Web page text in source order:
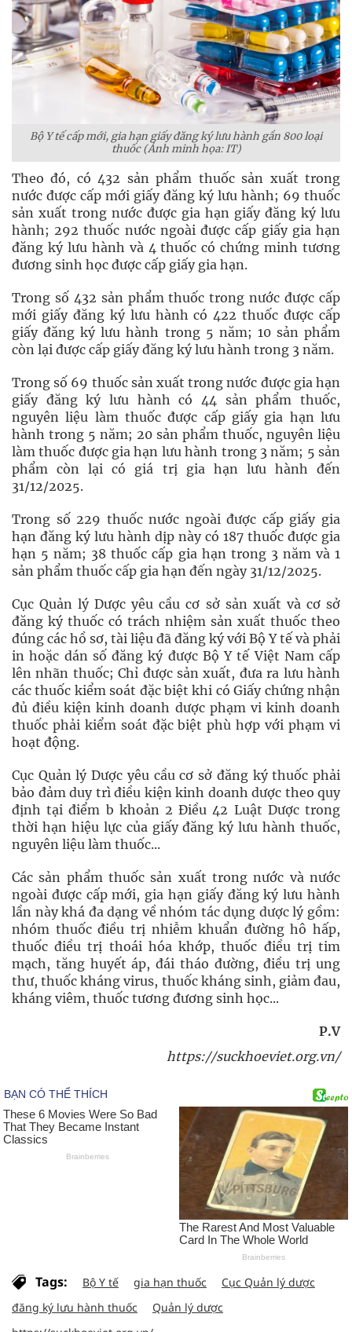
Bộ Y tế cấp mới, gia hạn giấy đăng ký lưu hành gần 800 loại
thuốc (Ảnh minh họa: IT)
Theo đó, có 432 sản phẩm thuốc sản xuất trong
nước được cấp mới giấy đăng ký lưu hành; 69 thuốc
sản xuất trong nước được gia hạn giấy đăng ký lưu
hành; 292 thuốc nước ngoài được cấp giấy gia hạn
đăng ký lưu hành và 4 thuốc có chứng minh tương
đương sinh học được cấp giấy gia hạn.
Trong số 432 sản phẩm thuốc trong nước được cấp
mới giấy đăng ký lưu hành có 422 thuốc được cấp
giấy đăng ký lưu hành trong 5 năm; 10 sản phẩm
còn lại được cấp giấy đăng ký lưu hành trong 3 năm.
Trong số 69 thuốc sản xuất trong nước được gia hạn
giấy đăng ký lưu hành có 44 sản phẩm thuốc,
nguyên liệu làm thuốc được cấp giấy gia hạn lưu
hành trong 5 năm; 20 sản phẩm thuốc, nguyên liệu
làm thuốc được gia hạn lưu hành trong 3 năm; 5 sản
phẩm còn lại có giá trị gia hạn lưu hành đến
31/12/2025.
Trong số 229 thuốc nước ngoài được cấp giấy gia
hạn đăng ký lưu hành dịp này có 187 thuốc được gia
hạn 5 năm; 38 thuốc cấp gia hạn trong 3 năm và 1
sản phẩm thuốc cấp gia hạn đến ngày 31/12/2025.
Cục Quản lý Dược yêu cầu cơ sở sản xuất và cơ sở
đăng ký thuốc có trách nhiệm sản xuất thuốc theo
đúng các hồ sơ, tài liệu đã đăng ký với Bộ Y tế và phải
in hoặc dán số đăng ký được Bộ Y tế Việt Nam cấp
lên nhãn thuốc; Chỉ được sản xuất, đưa ra lưu hành
các thuốc kiểm soát đặc biệt khi có Giấy chứng nhận
đủ điều kiện kinh doanh dược phạm vi kinh doanh
thuốc phải kiểm soát đặc biệt phù hợp với phạm vi
hoạt động.
Cục Quản lý Dược yêu cầu cơ sở đăng ký thuốc phải
bảo đảm duy trì điều kiện kinh doanh dược theo quy
định tại điểm b khoản 2 Điều 42 Luật Dược trong
thời hạn hiệu lực của giấy đăng ký lưu hành thuốc,
nguyên liệu làm thuốc...
Các sản phẩm thuốc sản xuất trong nước và nước
ngoài được cấp mới, gia hạn giấy đăng ký lưu hành
lần này khá đa dạng về nhóm tác dụng dược lý gồm:
nhóm thuốc điều trị nhiễm khuẩn đường hô hấp,
thuốc điều trị thoái hóa khớp, thuốc điều trị tim
mạch, tăng huyết áp, đái tháo đường, điều trị ung
thư, thuốc kháng virus, thuốc kháng sinh, giảm đau,
kháng viêm, thuốc tương đương sinh học...
P.V
https://suckhoeviet.org.vn/
Tags: Bộ Y tế gia hạn thuốc
Cục Quản lý dược
đăng ký lưu hành thuốc
Quản lý dược